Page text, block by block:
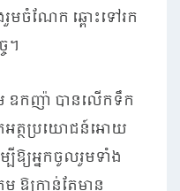
ណែក ឆ្ពោះទៅរក
។
ឧកញ៉ា បានលើកទឹក
អត្ថប្រយោជន៍អោយ
បីឱ្យអ្នកចូលរូមទាំង
ឱ្យកាន់តែមាន